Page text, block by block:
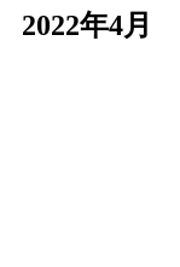
2022年4月